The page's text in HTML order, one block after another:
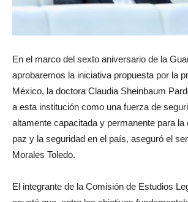
En el marco del sexto aniversario de la
aprobaremos la iniciativa propuesta por la
México, la doctora Claudia Sheinbaum
a esta institución como una fuerza de
altamente capacitada y permanente para
paz y la seguridad en el país, aseguró el
Morales Toledo.
El integrante de la Comisión de Estudios